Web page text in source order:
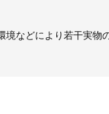
などにより若干実物